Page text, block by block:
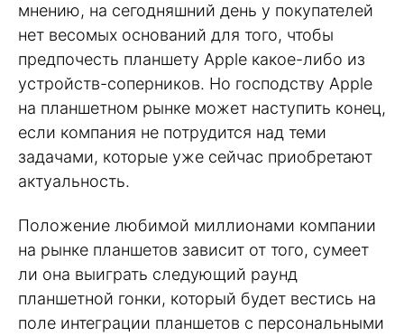
мнению, на сегодняшний день у покупателей
нет весомых оснований для того, чтобы
предпочесть планшету Apple какое-либо из
устройств-соперников. Но господству Apple
на планшетном рынке может наступить конец,
если компания не потрудится над теми
задачами, которые уже сейчас приобретают
актуальность.
Положение любимой миллионами компании
на рынке планшетов зависит от того, сумеет
ли она выиграть следующий раунд
планшетной гонки, который будет вестись на
поле интеграции планшетов с персональными